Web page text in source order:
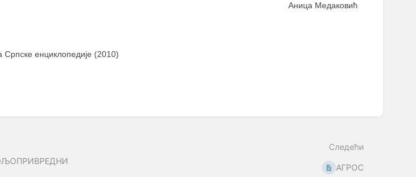
Аница Медаковић
Српске енциклопедије (2010)
Следећи
АГРОС